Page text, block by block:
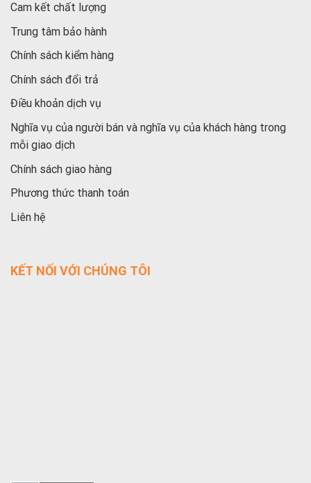
Cam kết chất lượng
Trung tâm bảo hành
Chính sách kiểm hàng
Chính sách đổi trả
Điều khoản dịch vụ
Nghĩa vụ của người bán và nghĩa vụ của khách hàng trong
mỗi giao dịch
Chính sách giao hàng
Phương thức thanh toán
Liên hệ
KẾT NỐI VỚI CHÚNG TÔI